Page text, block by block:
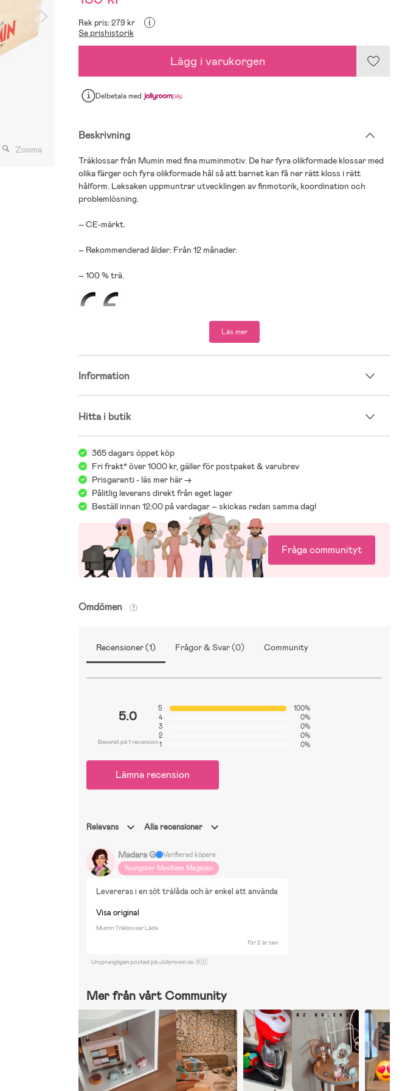
Zooma
Rek pris: 279 kr i
Se prishistorik
Lägg i varukorgen
Delbetalamed
Beskrivning
Träklossar från Mumin med fina muminmotiv. De har fyra olikformade klossar med
olika färger och fyra olikformade hål så att barnet kan få ner rätt kloss i rätt
hålform. Leksaken uppmuntrar utvecklingen av finmotorik, koordination och
problemlösning.
– CE-märkt.
– Rekommenderad ålder: Från 12 månader.
– 100 % trä.
Läs mer
Information
Hitta i butik
365 dagars öppet köp
Fri frakt* över 1000 kr, gäller för postpaket & varubrev
Prisgaranti - läs mer här ->
Pålitlig leverans direkt från eget lager
Beställ innan 12:00 på vardagar – skickas redan samma dag!
Fråga communityt
Omdömen
Recensioner (1) Frågor & Svar (0) Community
5.0
Baserat på 1 recension
5
100%
4
0%
3
0%
2
0%
1
0%
Lämna recension
Relevans Alla recensioner
Madara G
Verifierad köpare
Youngster Mealtime Magician
Levereras i en söt trälåda och är enkel att använda
Visa original
Mumin Träklossar Låda
för 2 år sen
Ursprungligen postad på Jollyroom.no 🇳🇴
Mer från vårt Community